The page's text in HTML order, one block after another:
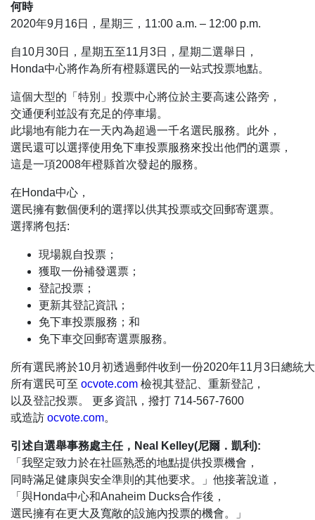
何時
2020年9月16日，星期三，11:00 a.m. – 12:00 p.m.
自10月30日，星期五至11月3日，星期二選舉日，
Honda中心將作為所有橙縣選民的一站式投票地點。
這個大型的「特別」投票中心將位於主要高速公路旁，
交通便利並設有充足的停車場。
此場地有能力在一天內為超過一千名選民服務。此外，
選民還可以選擇使用免下車投票服務來投出他們的選票，
這是一項2008年橙縣首次發起的服務。
在Honda中心，
選民擁有數個便利的選擇以供其投票或交回郵寄選票。
選擇將包括:
現場親自投票；
獲取一份補發選票；
登記投票；
更新其登記資訊；
免下車投票服務；和
免下車交回郵寄選票服務。
所有選民將於10月初透過郵件收到一份2020年11月3日總統
所有選民可至 ocvote.com 檢視其登記、重新登記，
以及登記投票。 更多資訊，撥打 714-567-7600
或造訪 ocvote.com。
引述自選舉事務處主任，Neal Kelley(尼爾．凱利):
「我堅定致力於在社區熟悉的地點提供投票機會，
同時滿足健康與安全準則的其他要求。」他接著說道，
「與Honda中心和Anaheim Ducks合作後，
選民擁有在更大及寬敞的設施內投票的機會。」